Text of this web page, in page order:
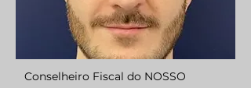
Conselheiro Fiscal do NOSSO